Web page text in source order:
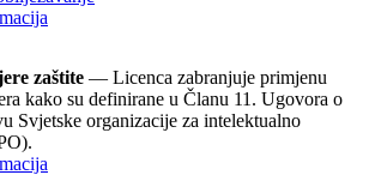
zaštite — Licenca zabranjuje primjenu
kako su definirane u Članu 11. Ugovora o
Svjetske organizacije za intelektualno